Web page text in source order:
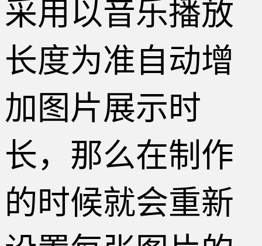
采用以音乐播放
长度为准自动增
加图片展示时
长，那么在制作
的时候就会重新